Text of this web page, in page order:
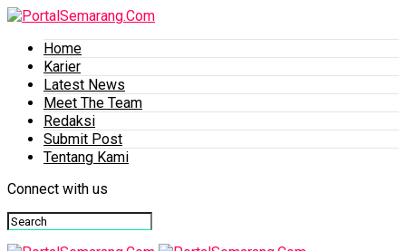
Home
Karier
Latest News
Meet The Team
Redaksi
Submit Post
Tentang Kami
Connect with us